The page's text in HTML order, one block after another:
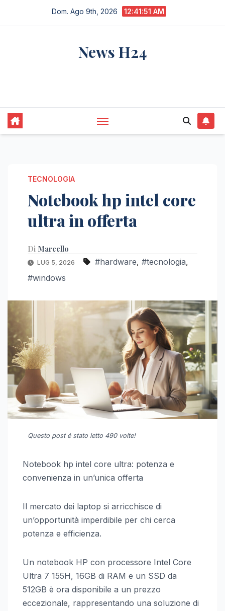
Dom. Ago 9th, 2026 12:41:52 AM
News H24
TECNOLOGIA
Notebook hp intel core
ultra in offerta
Di Marcello
LUG 5, 2026 #hardware, #tecnologia,
#windows
Questo post é stato letto 490 volte!
Notebook hp intel core ultra: potenza e
convenienza in un’unica offerta
Il mercato dei laptop si arricchisce di
un’opportunità imperdibile per chi cerca
potenza e efficienza.
Un notebook HP con processore Intel Core
Ultra 7 155H, 16GB di RAM e un SSD da
512GB è ora disponibile a un prezzo
eccezionale, rappresentando una soluzione di